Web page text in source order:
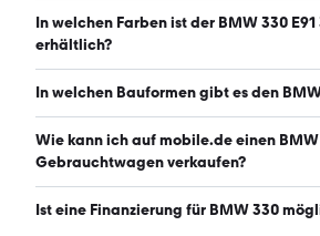
Der BMW 330 E91 330d ist mit
manuellem Getriebe erhältlich. (Stand:
In welchen Farben ist der BMW 330 E91
erhältlich?
Den BMW 330 E91 330d gibt es in
ist grau. (Stand: 9.8.2026)
In welchen Bauformen gibt es den
Den BMW 330 E91 330d gibt es in
Kombi. (Stand: 9.8.2026)
Wie kann ich auf mobile.de einen
Gebrauchtwagen verkaufen?
Alle Informationen zum Verkauf an
Ist eine Finanzierung für BMW 330